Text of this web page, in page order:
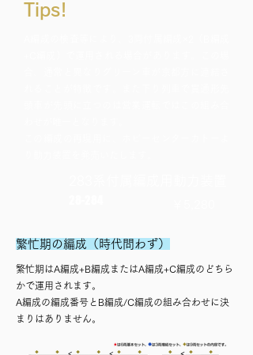
Tips!
繁忙期の編成（時代問わず）
繁忙期はA編成+B編成またはA編成+C編成のどちら
かで運用されます。
A編成の編成番号とB編成/C編成の組み合わせに決
まりはありません。